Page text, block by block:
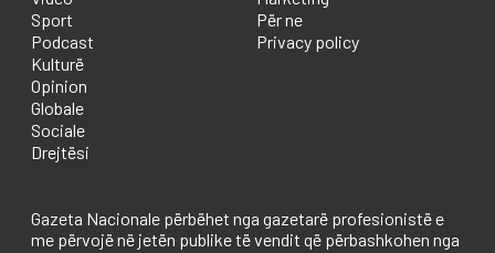
Sport
Podcast
Kulturë
Opinion
Globale
Sociale
Drejtësi
Për ne
Privacy policy
Gazeta Nacionale përbëhet nga gazetarë profesionistë e
me përvojë në jetën publike të vendit që përbashkohen nga